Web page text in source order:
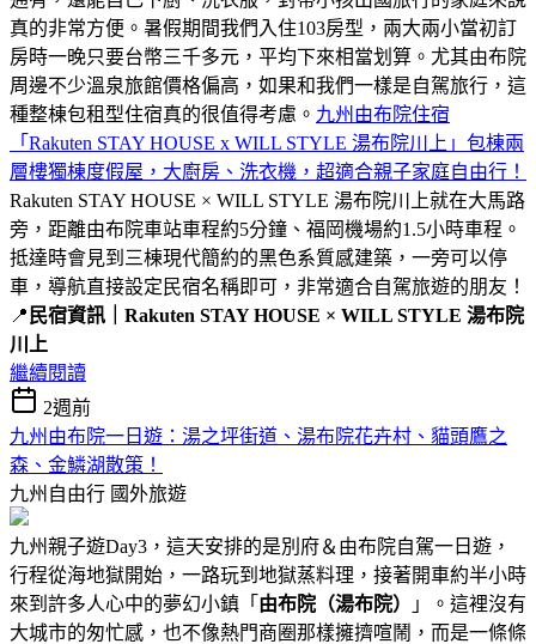
真的非常方便。暑假期間我們入住103房型，兩大兩小當初訂
房時一晚只要台幣三千多元，平均下來相當划算。尤其由布院
周邊不少溫泉旅館價格偏高，如果和我們一樣是自駕旅行，這
種整棟包租型住宿真的很值得考慮。 九州由布院住宿
「Rakuten STAY HOUSE x WILL STYLE 湯布院川上」包棟兩
層樓獨棟度假屋，大廚房、洗衣機，超適合親子家庭自由行！
Rakuten STAY HOUSE × WILL STYLE 湯布院川上就在大馬路
旁，距離由布院車站車程約5分鐘、福岡機場約1.5小時車程。
抵達時會見到三棟現代簡約的黑色系質感建築，一旁可以停
車，導航直接設定民宿名稱即可，非常適合自駕旅遊的朋友！
📍 民宿資訊｜Rakuten STAY HOUSE × WILL STYLE 湯布院
川上
繼續閱讀
2週前
九州由布院一日遊：湯之坪街道、湯布院花卉村、貓頭鷹之
森、金鱗湖散策！
九州自由行 國外旅遊
九州親子遊Day3，這天安排的是別府＆由布院自駕一日遊，
行程從海地獄開始，一路玩到地獄蒸料理，接著開車約半小時
來到許多人心中的夢幻小鎮「 由布院（湯布院）
」。這裡沒有
大城市的匆忙感，也不像熱門商圈那樣擁擠喧鬧，而是一條條